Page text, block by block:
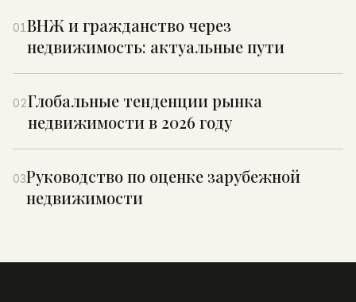
01 ВНЖ и гражданство через
недвижимость: актуальные пути
02Глобальные тенденции рынка
недвижимости в 2026 году
03Руководство по оценке зарубежной
недвижимости